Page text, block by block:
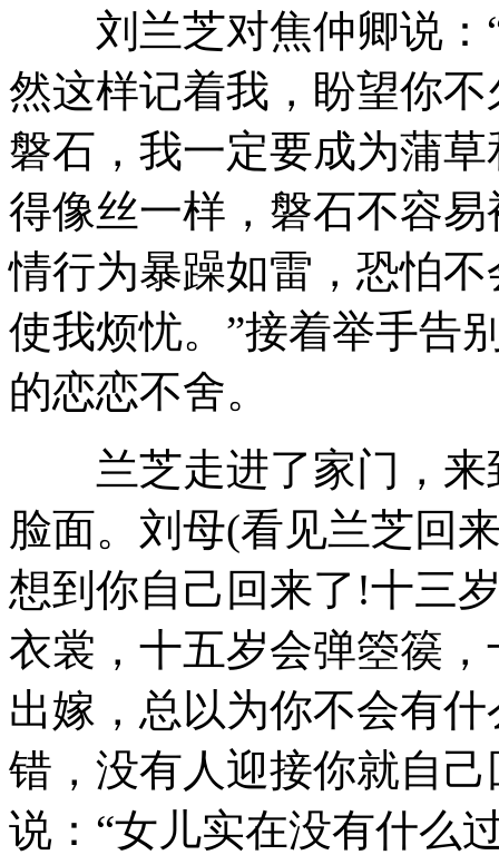
刘兰芝对焦仲卿说：“
然这样记着我，盼望你
磐石，我一定要成为蒲
得像丝一样，磐石不容
情行为暴躁如雷，恐怕
使我烦忧。”接着举手告
的恋恋不舍。
兰芝走进了家门，来
脸面。刘母(看见兰芝回
想到你自己回来了!十三
衣裳，十五岁会弹箜篌
出嫁，总以为你不会有
错，没有人迎接你就自
说：“女儿实在没有什么